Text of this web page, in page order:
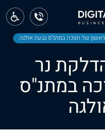
של חנוכה במתנ"ס גבעת אולגה
נר
במתנ"ס